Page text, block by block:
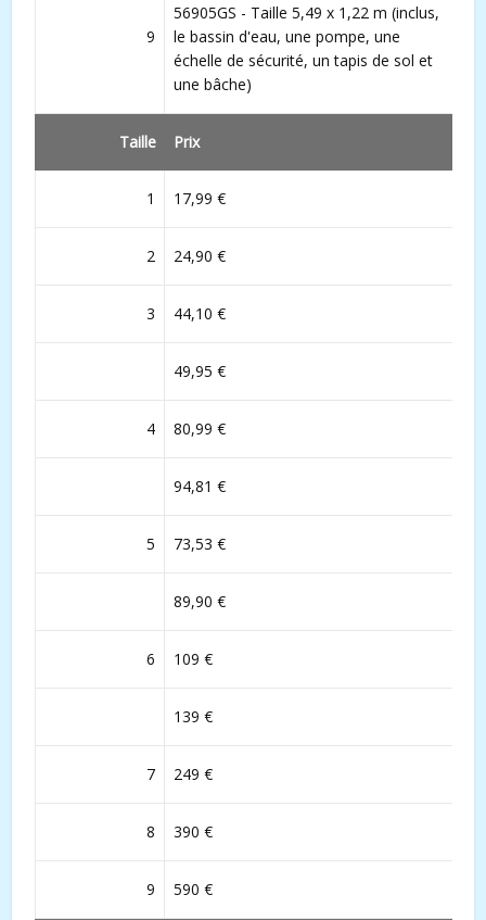
9
56905GS - Taille 5,49 x 1,22 m (inclus,
le bassin d'eau, une pompe, une
échelle de sécurité, un tapis de sol et
une bâche)
Taille Prix
1 17,99 €
2 24,90 €
3 44,10 €
49,95 €
4 80,99 €
94,81 €
5 73,53 €
89,90 €
6 109 €
139 €
7 249 €
8 390 €
9 590 €